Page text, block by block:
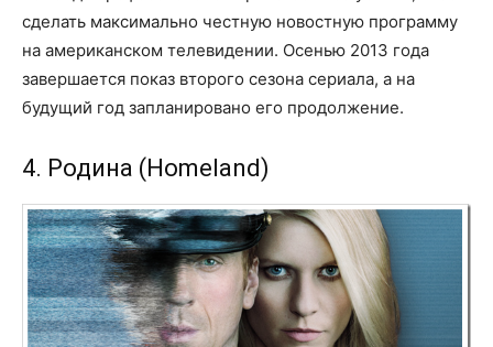
сделать максимально честную новостную программу
на американском телевидении. Осенью 2013 года
завершается показ второго сезона сериала, а на
будущий год запланировано его продолжение.
4. Родина (Homeland)